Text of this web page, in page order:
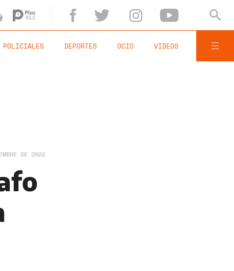
POLICIALES DEPORTES OCIO VIDEOS
DE 2022